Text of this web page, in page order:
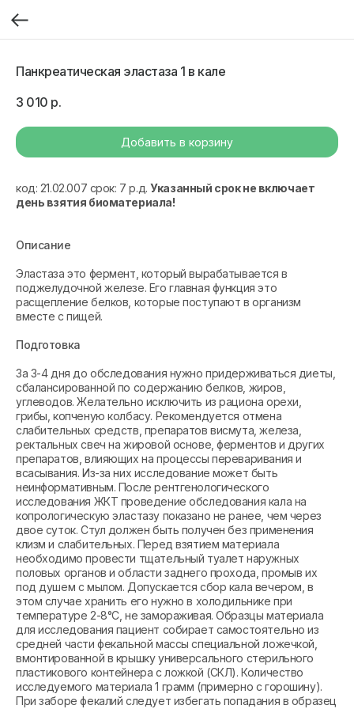
Панкреатическая эластаза 1 в кале
3 010 р.
Добавить в корзину
код: 21.02.007 срок: 7 р.д.Указанный срок не включает
день взятия биоматериала!
Описание
Эластаза это фермент, который вырабатывается в
поджелудочной железе. Его главная функция это
расщепление белков, которые поступают в организм
вместе с пищей.
Подготовка
За 3-4 дня до обследования нужно придерживаться диеты,
сбалансированной по содержанию белков, жиров,
углеводов. Желательно исключить из рациона орехи,
грибы, копченую колбасу. Рекомендуется отмена
слабительных средств, препаратов висмута, железа,
ректальных свеч на жировой основе, ферментов и других
препаратов, влияющих на процессы переваривания и
всасывания. Из-за них исследование может быть
неинформативным. После рентгенологического
исследования ЖКТ проведение обследования кала на
копрологическую эластазу показано не ранее, чем через
двое суток. Стул должен быть получен без применения
клизм и слабительных. Перед взятием материала
необходимо провести тщательный туалет наружных
половых органов и области заднего прохода, промыв их
под душем с мылом. Допускается сбор кала вечером, в
этом случае хранить его нужно в холодильнике при
температуре 2-8°С, не замораживая. Образцы материала
для исследования пациент собирает самостоятельно из
средней части фекальной массы специальной ложечкой,
вмонтированной в крышку универсального стерильного
пластикового контейнера с ложкой (СКЛ). Количество
исследуемого материала 1 грамм (примерно с горошину).
При заборе фекалий следует избегать попадания в образец